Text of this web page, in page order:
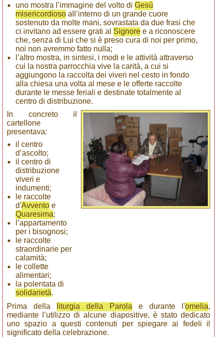
uno mostra l’immagine del volto di Gesù
misericordiosoall’interno di un grande cuore
sostenuto da molte mani, sovrastata da due frasi che
ci invitano ad essere grati al Signoree a riconoscere
che, senza di Lui che si è preso cura di noi per primo,
noi non avremmo fatto nulla;
l’altro mostra, in sintesi, i modi e le attività attraverso
cui la nostra parrocchia vive la carità, a cui si
aggiungono la raccolta dei viveri nel cesto in fondo
alla chiesa una volta al mese e le offerte raccolte
durante le messe feriali e destinate totalmente al
centro di distribuzione.
In concreto il
cartellone
presentava:
il centro
d’ascolto;
il centro di
distribuzione
viveri e
indumenti;
le raccolte
d'Avventoe
Quaresima;
l’appartamento
per i bisognosi;
le raccolte
straordinarie per
calamità;
le collette
alimentari;
la polentata di
solidarietà.
Prima della
liturgia della Parola e durante l'omelia,
mediante l’utilizzo di alcune diapositive, è stato dedicato
uno spazio a questi contenuti per spiegare ai fedeli il
significato della celebrazione.